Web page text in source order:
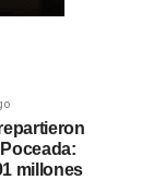
millones